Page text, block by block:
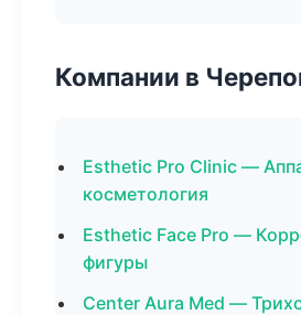
Компании в
Esthetic Pro Clinic —
косметология
Esthetic Face Pro —
фигуры
Center Aura Med —